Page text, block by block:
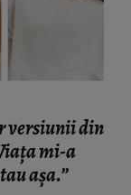
versiunii din
mi-a
așa.”